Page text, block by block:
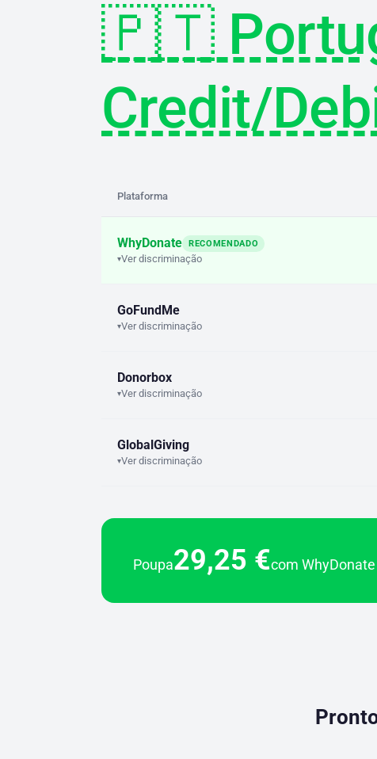
🇵🇹
Credit/
Plataforma
WhyDonate RECOMENDADO
▾Ver discriminação
GoFundMe
▾Ver discriminação
Donorbox
▾Ver discriminação
GlobalGiving
▾Ver discriminação
Poupa29,25 €com